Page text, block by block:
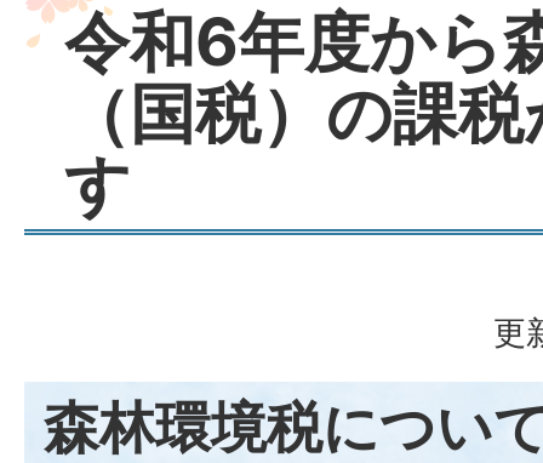
令和6年度から
（国税）の課
す
更
森林環境税につい